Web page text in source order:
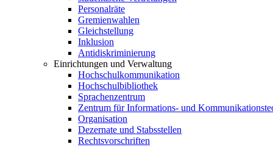
Personalräte
Gremienwahlen
Gleichstellung
Inklusion
Antidiskriminierung
Einrichtungen und Verwaltung
Hochschulkommunikation
Hochschulbibliothek
Sprachenzentrum
Zentrum für Informations- und
Organisation
Dezernate und Stabsstellen
Rechtsvorschriften